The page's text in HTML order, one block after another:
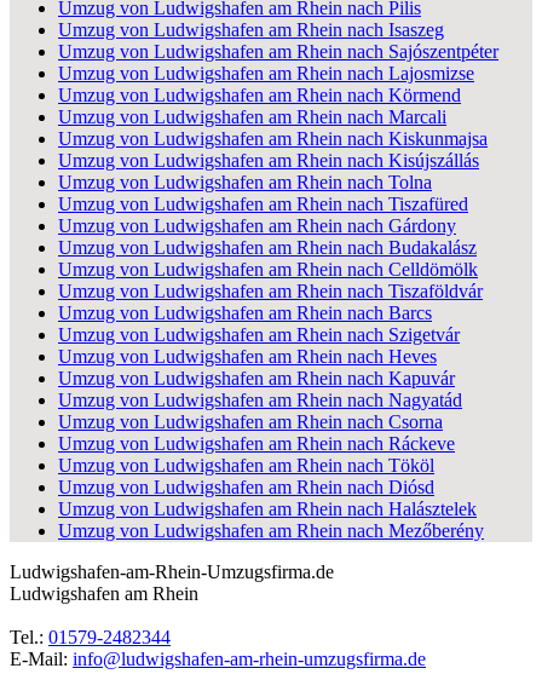
Umzug von Ludwigshafen am Rhein nach Pilis
Umzug von Ludwigshafen am Rhein nach Isaszeg
Umzug von Ludwigshafen am Rhein nach Sajószentpéter
Umzug von Ludwigshafen am Rhein nach Lajosmizse
Umzug von Ludwigshafen am Rhein nach Körmend
Umzug von Ludwigshafen am Rhein nach Marcali
Umzug von Ludwigshafen am Rhein nach Kiskunmajsa
Umzug von Ludwigshafen am Rhein nach Kisújszállás
Umzug von Ludwigshafen am Rhein nach Tolna
Umzug von Ludwigshafen am Rhein nach Tiszafüred
Umzug von Ludwigshafen am Rhein nach Gárdony
Umzug von Ludwigshafen am Rhein nach Budakalász
Umzug von Ludwigshafen am Rhein nach Celldömölk
Umzug von Ludwigshafen am Rhein nach Tiszaföldvár
Umzug von Ludwigshafen am Rhein nach Barcs
Umzug von Ludwigshafen am Rhein nach Szigetvár
Umzug von Ludwigshafen am Rhein nach Heves
Umzug von Ludwigshafen am Rhein nach Kapuvár
Umzug von Ludwigshafen am Rhein nach Nagyatád
Umzug von Ludwigshafen am Rhein nach Csorna
Umzug von Ludwigshafen am Rhein nach Ráckeve
Umzug von Ludwigshafen am Rhein nach Tököl
Umzug von Ludwigshafen am Rhein nach Diósd
Umzug von Ludwigshafen am Rhein nach Halásztelek
Umzug von Ludwigshafen am Rhein nach Mezőberény
Ludwigshafen-am-Rhein-Umzugsfirma.de
Ludwigshafen am Rhein
Tel.: 01579-2482344
E-Mail: info@ludwigshafen-am-rhein-umzugsfirma.de